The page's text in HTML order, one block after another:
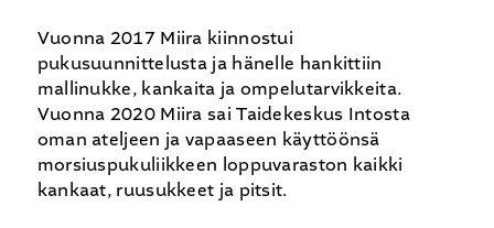
Vuonna 2017 Miira kiinnostui
pukusuunnittelusta ja hänelle hankittiin
mallinukke, kankaita ja ompelutarvikkeita.
Vuonna 2020 Miira sai Taidekeskus Intosta
oman ateljeen ja vapaaseen käyttöönsä
morsiuspukuliikkeen loppuvaraston kaikki
kankaat, ruusukkeet ja pitsit.